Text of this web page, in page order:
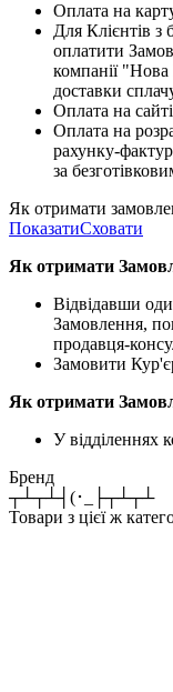
Оплата на
Для Клієнтів з
оплатити
компанії
доставки
Оплата на
Оплата на
рахунку-
за
Як отримати
ПоказатиСховати
Як отримати
Відвідавши
Замовлення,
продавця-
Замовити
Як отримати
У
Бренд
┬┴┬┴┤(･_├┬┴┬┴
Товари з цієї ж